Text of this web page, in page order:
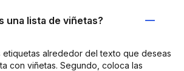
una lista de viñetas?
etiquetas alrededor del texto que deseas
con viñetas. Segundo, coloca las